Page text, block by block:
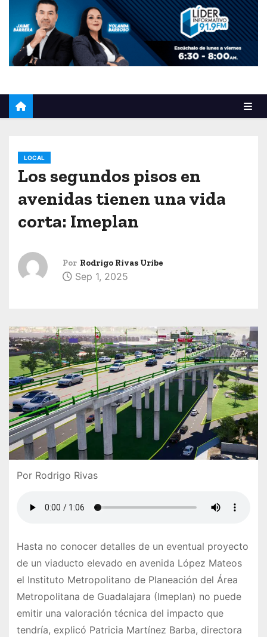
LOCAL
Los segundos pisos en
avenidas tienen una vida
corta: Imeplan
Por Rodrigo Rivas Uribe
Sep 1, 2025
Por Rodrigo Rivas
Hasta no conocer detalles de un eventual proyecto
de un viaducto elevado en avenida López Mateos
el Instituto Metropolitano de Planeación del Área
Metropolitana de Guadalajara (Imeplan) no puede
emitir una valoración técnica del impacto que
tendría, explicó Patricia Martínez Barba, directora